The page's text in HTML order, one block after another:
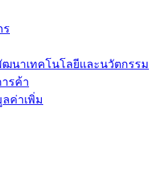
ร
นาเทคโนโลยีและนวัตกรรม
รค้า
ค่าเพิ่ม